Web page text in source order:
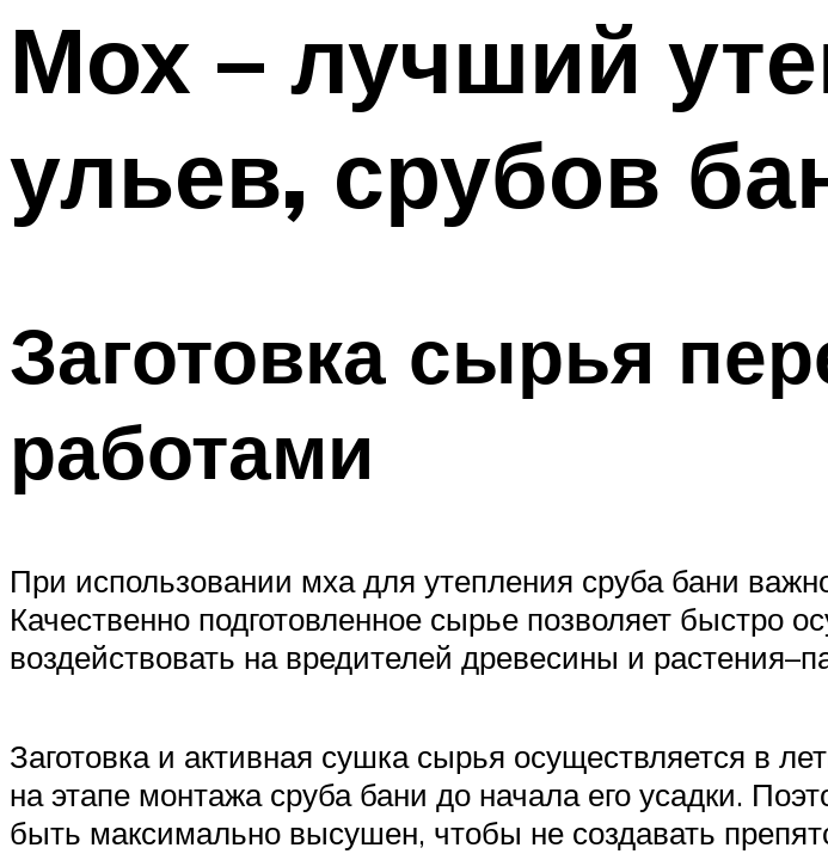
Мох – лучший
ульев, срубов
Заготовка сырья
работами
При использовании мха для утепления сруба бани
Качественно подготовленное сырье позволяет быстро
воздействовать на вредителей древесины и
Заготовка и активная сушка сырья осуществляется в
на этапе монтажа сруба бани до начала его усадки.
быть максимально высушен, чтобы не создавать